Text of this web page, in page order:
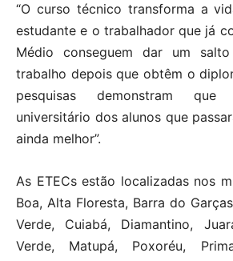
“O curso técnico transforma a
estudante e o trabalhador que já
Médio conseguem dar um
trabalho depois que obtêm o
pesquisas demonstram que
universitário dos alunos que
ainda melhor”.
As ETECs estão localizadas nos
Boa, Alta Floresta, Barra do
Verde, Cuiabá, Diamantino,
Verde, Matupá, Poxoréu,